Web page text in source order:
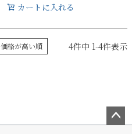
カートに入れる
価格が高い順 4件中 1-4件表示